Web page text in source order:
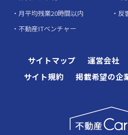
月平均残業20時間以内
反
不動産ITベンチャー
サイトマップ 運営会社
サイト規約
掲載希望の企